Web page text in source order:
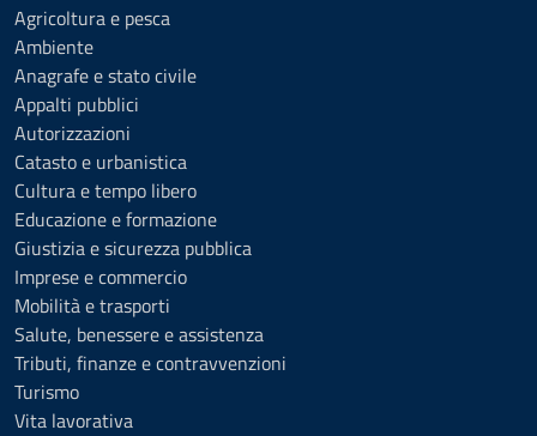
Agricoltura e pesca
Ambiente
Anagrafe e stato civile
Appalti pubblici
Autorizzazioni
Catasto e urbanistica
Cultura e tempo libero
Educazione e formazione
Giustizia e sicurezza pubblica
Imprese e commercio
Mobilità e trasporti
Salute, benessere e assistenza
Tributi, finanze e contravvenzioni
Turismo
Vita lavorativa